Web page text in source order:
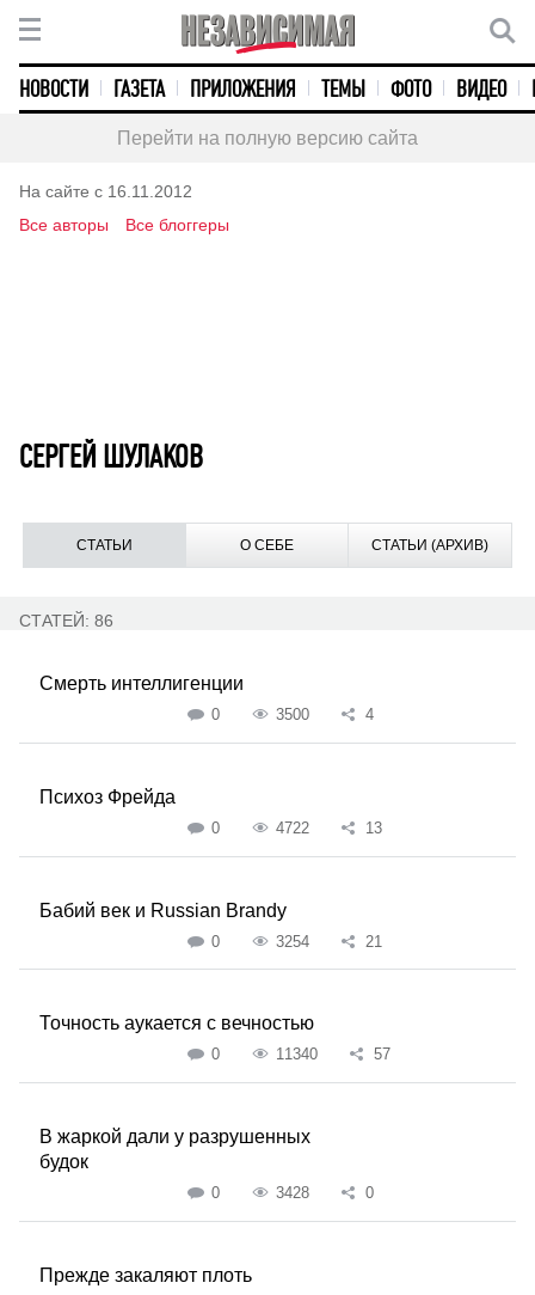
НОВОСТИ ГАЗЕТА ПРИЛОЖЕНИЯ ТЕМЫ ФОТО ВИДЕО
Перейти на полную версию сайта
На сайте с 16.11.2012
Все авторы
Все блоггеры
СЕРГЕЙ ШУЛАКОВ
СТАТЬИ О СЕБЕ СТАТЬИ (АРХИВ)
СТАТЕЙ: 86
Смерть интеллигенции
0 3500 4
Психоз Фрейда
0 4722 13
Бабий век и Russian Brandy
0 3254 21
Точность аукается с вечностью
0 11340 57
В жаркой дали у разрушенных
будок
0 3428 0
Прежде закаляют плоть